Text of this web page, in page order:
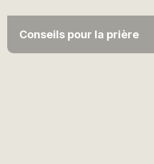
Conseils pour la prière